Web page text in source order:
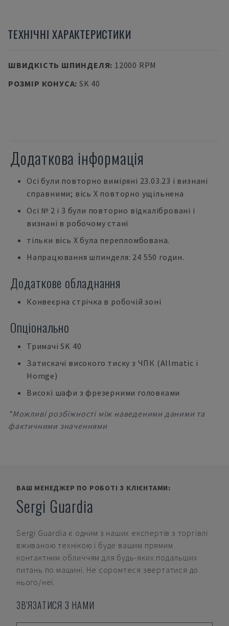
ТЕХНІЧНІ ХАРАКТЕРИСТИКИ
ШВИДКІСТЬ ШПИНДЕЛЯ: 12000 RPM
РОЗМІР КОНУСА: SK 40
Додаткова інформація
Осі були повторно виміряні 23.03.23 і визнані
справними; вісь X повторно ущільнена
Осі № 2 і 3 були повторно відкалібровані і
визнані в робочому стані
тільки вісь X була перепломбована.
Напрацювання шпинделя: 24 550 годин.
Додаткове обладнання
Конвеєрна стрічка в робочій зоні
Опціонально
Тримачі SK 40
Затискачі високого тиску з ЧПК (Allmatic і
Homge)
Високі шафи з фрезерними головками
*Можливі розбіжності між наведеними даними та
фактичними значеннями
ВАШ МЕНЕДЖЕР ПО РОБОТІ З КЛІЄНТАМИ:
Sergi Guardia
Sergi Guardia є одним з наших експертів з торгівлі
вживаною технікою і буде вашим прямим
контактним обличчям для будь-яких подальших
питань по машині. Не соромтеся звертатися до
нього/неї.
ЗВ'ЯЗАТИСЯ З НАМИ